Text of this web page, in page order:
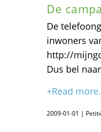
De
De
inwoners
http://
Dus bel
+Read
2009-01-01 |